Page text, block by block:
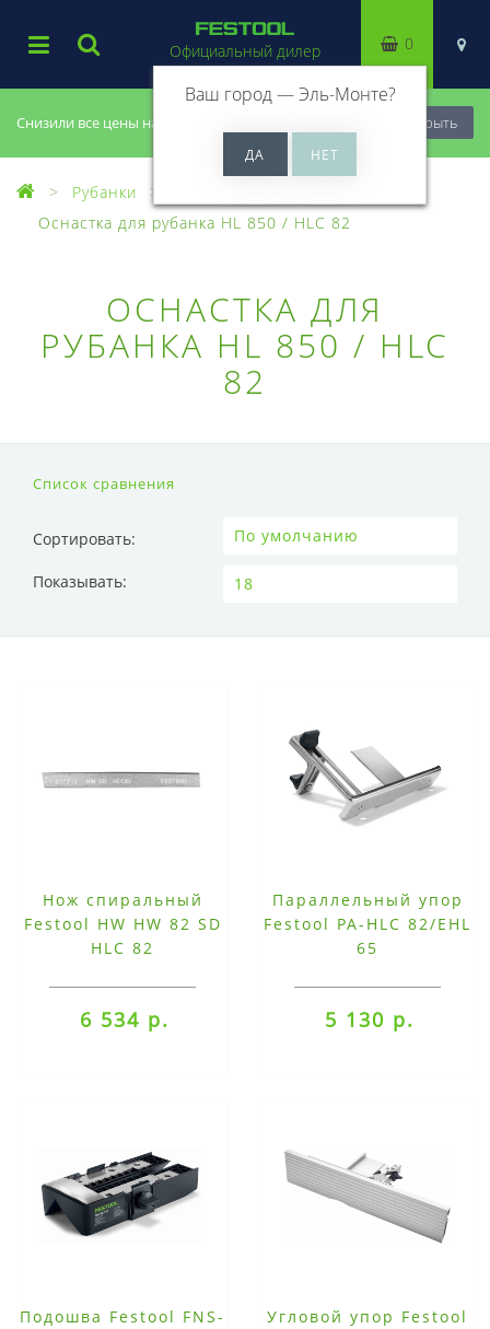
Снизили все цены на 20%, успей купить! Закрыть
Официальный дилер
Ваш город —Эль-Монте?
0
Рубанки
Оснастка для рубанка HL 850 / HLC 82
ОСНАСТКА ДЛЯ
РУБАНКА HL 850 / HLC
82
Список сравнения
Сортировать:
Показывать:
Нож спиральный
Festool HW HW 82 SD
HLC 82
6 534 р.
Параллельный упор
Festool PA-HLC 82/EHL
65
5 130 р.
Подошва Festool FNS-
Угловой упор Festool